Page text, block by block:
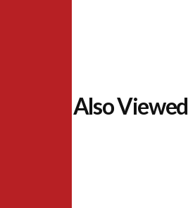
People Also Viewed